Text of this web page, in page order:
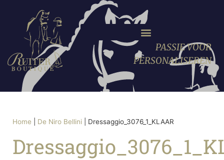
PASSIE VOOR
PERSONALISEREN
Home De Niro Bellini Dressaggio_3076_1_KLAAR